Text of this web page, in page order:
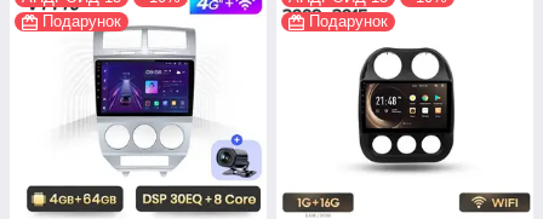
Подарунок
Подарунок